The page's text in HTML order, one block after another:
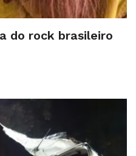
do rock brasileiro